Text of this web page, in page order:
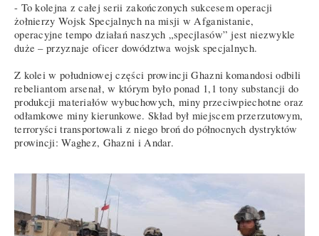
- To kolejna z całej serii zakończonych sukcesem operacji
żołnierzy Wojsk Specjalnych na misji w Afganistanie,
operacyjne tempo działań naszych „specjlasów” jest niezwykle
duże – przyznaje oficer dowództwa wojsk specjalnych.
Z kolei w południowej części prowincji Ghazni komandosi odbili
rebeliantom arsenał, w którym było ponad 1,1 tony substancji do
produkcji materiałów wybuchowych, miny przeciwpiechotne oraz
odłamkowe miny kierunkowe. Skład był miejscem przerzutowym,
terroryści transportowali z niego broń do północnych dystryktów
prowincji: Waghez, Ghazni i Andar.